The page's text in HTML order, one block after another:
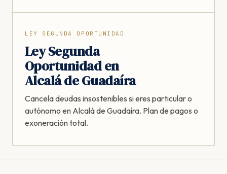
LEY SEGUNDA OPORTUNIDAD
Ley Segunda
Oportunidad en
Alcalá de Guadaíra
Cancela deudas insostenibles si eres particular o
autónomo en Alcalá de Guadaíra. Plan de pagos o
exoneración total.